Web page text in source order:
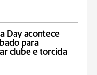
Day acontece
para
clube e torcida